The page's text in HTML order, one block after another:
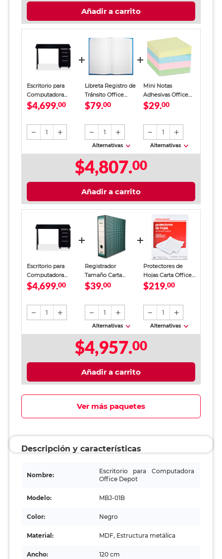
Añadir a carrito
Escritorio para
Computadora
Office Depot con
Cajonera MDF
$4,699.00
1
Libreta Registro de
Tránsito Office
Depot Azul
$79.00
1
Alternativas
Mini Notas
Adhesivas Office
Depot Colores
$29.00
1
Alternativas
$4,807.00
Añadir a carrito
Escritorio para
Computadora
Office Depot con
Cajonera MDF
$4,699.00
1
Registrador
Tamaño Carta
Office Depot
$39.00
1
Alternativas
Protectores de
Hojas Carta Office
Depot / Traslúcido
$219.00
1
Alternativas
$4,957.00
Añadir a carrito
Ver más paquetes
Descripción y características
Nombre:
Escritorio para Computadora
Office Depot
Modelo: MBJ-01B
Color: Negro
Material: MDF, Estructura metálica
Ancho: 120 cm